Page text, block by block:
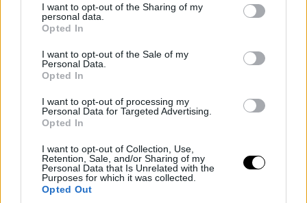
not limited to your visit or usage behaviour. You may click to
grant or deny consent to Google and its third-party tags to
use your data for below specified purposes in below Google
consent section.
I want to opt-out of the Sharing of my
personal data.
Opted In
I want to opt-out of the Sale of my
Personal Data.
Opted In
I want to opt-out of processing my
Personal Data for Targeted Advertising.
Opted In
I want to opt-out of Collection, Use,
Retention, Sale, and/or Sharing of my
Personal Data that Is Unrelated with the
Purposes for which it was collected.
Opted Out